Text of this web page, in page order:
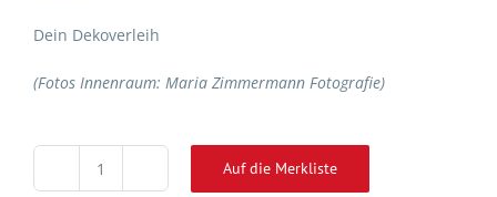
Dein Dekoverleih
(Fotos Innenraum: Maria Zimmermann Fotografie)
Laterne
Auf die Merkliste
Alternative: